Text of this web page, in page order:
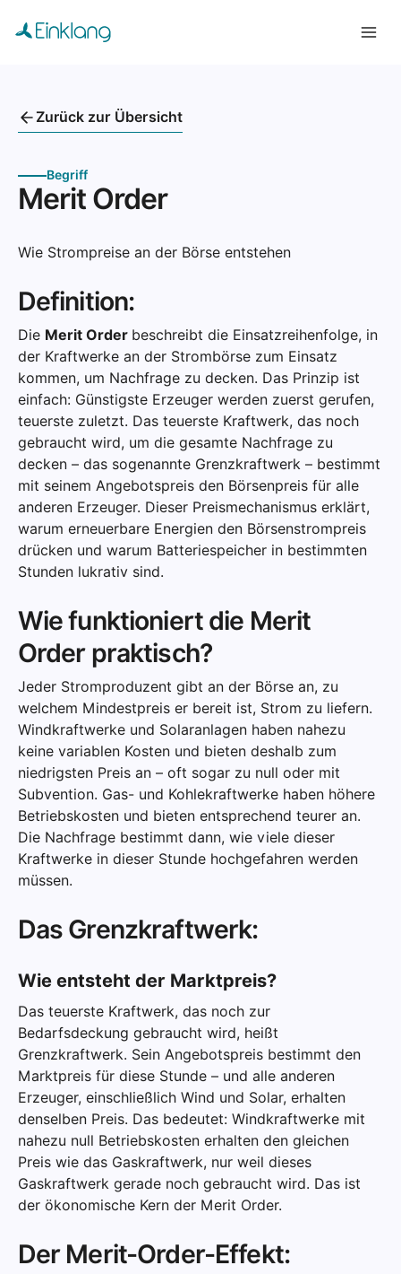
Zurück zur Übersicht
Begriff
Merit Order
Wie Strompreise an der Börse entstehen
Definition:
Die Merit Order beschreibt die Einsatzreihenfolge, in
der Kraftwerke an der Strombörse zum Einsatz
kommen, um Nachfrage zu decken. Das Prinzip ist
einfach: Günstigste Erzeuger werden zuerst gerufen,
teuerste zuletzt. Das teuerste Kraftwerk, das noch
gebraucht wird, um die gesamte Nachfrage zu
decken – das sogenannte Grenzkraftwerk – bestimmt
mit seinem Angebotspreis den Börsenpreis für alle
anderen Erzeuger. Dieser Preismechanismus erklärt,
warum erneuerbare Energien den Börsenstrompreis
drücken und warum Batteriespeicher in bestimmten
Stunden lukrativ sind.
Wie funktioniert die Merit
Order praktisch?
Jeder Stromproduzent gibt an der Börse an, zu
welchem Mindestpreis er bereit ist, Strom zu liefern.
Windkraftwerke und Solaranlagen haben nahezu
keine variablen Kosten und bieten deshalb zum
niedrigsten Preis an – oft sogar zu null oder mit
Subvention. Gas- und Kohlekraftwerke haben höhere
Betriebskosten und bieten entsprechend teurer an.
Die Nachfrage bestimmt dann, wie viele dieser
Kraftwerke in dieser Stunde hochgefahren werden
müssen.
Das Grenzkraftwerk:
Wie entsteht der Marktpreis?
Das teuerste Kraftwerk, das noch zur
Bedarfsdeckung gebraucht wird, heißt
Grenzkraftwerk. Sein Angebotspreis bestimmt den
Marktpreis für diese Stunde – und alle anderen
Erzeuger, einschließlich Wind und Solar, erhalten
denselben Preis. Das bedeutet: Windkraftwerke mit
nahezu null Betriebskosten erhalten den gleichen
Preis wie das Gaskraftwerk, nur weil dieses
Gaskraftwerk gerade noch gebraucht wird. Das ist
der ökonomische Kern der Merit Order.
Der Merit-Order-Effekt: